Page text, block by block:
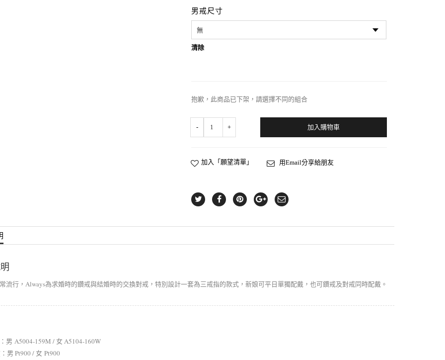
男戒尺寸
清除
抱歉，此商品已下架，請選擇不同的組合
加入購物車
加入「願望清單」 用Email分享給朋友
流行，Always為求婚時的鑽戒與結婚時的交換對戒，特別設計一套為三戒指的款式，新娘可平日單獨配戴，也可鑽戒及對戒同時配戴。
男 A5004-159M / 女 A5104-160W
Pt900 / 女 Pt900